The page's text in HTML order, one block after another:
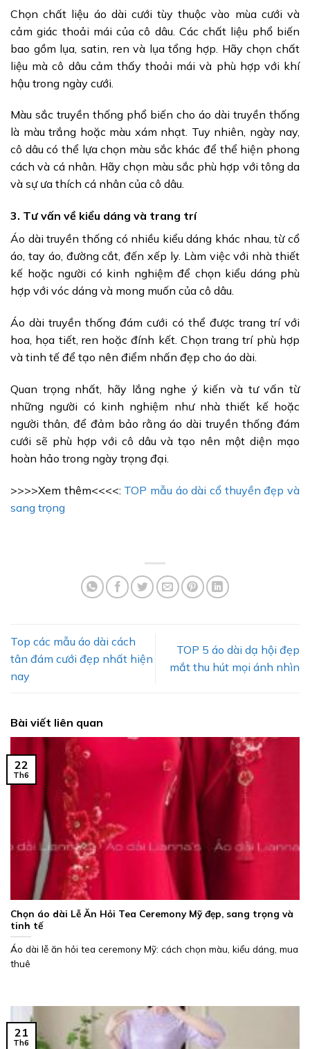
Chọn chất liệu áo dài cưới tùy thuộc vào mùa cưới và
cảm giác thoải mái của cô dâu. Các chất liệu phổ biến
bao gồm lụa, satin, ren và lụa tổng hợp. Hãy chọn chất
liệu mà cô dâu cảm thấy thoải mái và phù hợp với khí
hậu trong ngày cưới.
Màu sắc truyền thống phổ biến cho áo dài truyền thống
là màu trắng hoặc màu xám nhạt. Tuy nhiên, ngày nay,
cô dâu có thể lựa chọn màu sắc khác để thể hiện phong
cách và cá nhân. Hãy chọn màu sắc phù hợp với tông da
và sự ưa thích cá nhân của cô dâu.
3. Tư vấn về kiểu dáng và trang trí
Áo dài truyền thống có nhiều kiểu dáng khác nhau, từ cổ
áo, tay áo, đường cắt, đến xếp ly. Làm việc với nhà thiết
kế hoặc người có kinh nghiệm để chọn kiểu dáng phù
hợp với vóc dáng và mong muốn của cô dâu.
Áo dài truyền thống đám cưới có thể được trang trí với
hoa, họa tiết, ren hoặc đính kết. Chọn trang trí phù hợp
và tinh tế để tạo nên điểm nhấn đẹp cho áo dài.
Quan trọng nhất, hãy lắng nghe ý kiến và tư vấn từ
những người có kinh nghiệm như nhà thiết kế hoặc
người thân, để đảm bảo rằng áo dài truyền thống đám
cưới sẽ phù hợp với cô dâu và tạo nên một diện mạo
hoàn hảo trong ngày trọng đại.
>>>>Xem thêm<<<<: TOP mẫu áo dài cổ thuyền đẹp và
sang trọng
Top các mẫu áo dài cách
tân đám cưới đẹp nhất hiện
nay
TOP 5 áo dài dạ hội đẹp
mắt thu hút mọi ánh nhìn
Bài viết liên quan
Chọn áo dài Lễ Ăn Hỏi Tea Ceremony Mỹ đẹp, sang trọng và
tinh tế
Áo dài lễ ăn hỏi tea ceremony Mỹ: cách chọn màu, kiểu dáng, mua
thuê
22
Th6
21
Th6